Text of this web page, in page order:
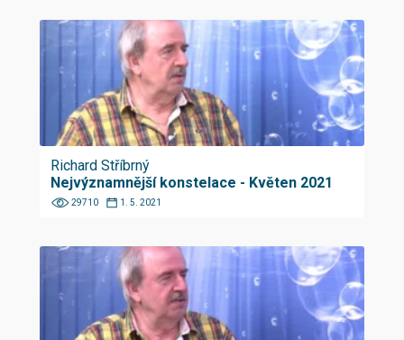
Richard Stříbrný
Nejvýznamnější konstelace - Květen 2021
29710 1. 5. 2021